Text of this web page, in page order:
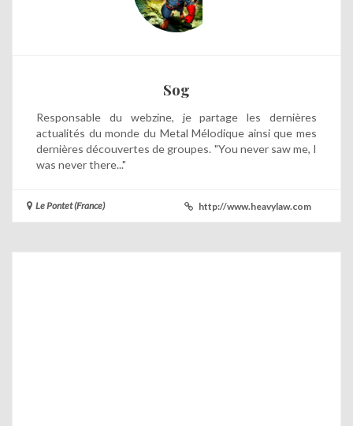
Sog
Responsable du webzine, je partage les dernières
actualités du monde du Metal Mélodique ainsi que mes
dernières découvertes de groupes. "You never saw me, I
was never there..."
Le Pontet (France) http://www.heavylaw.com